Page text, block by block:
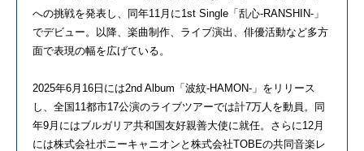
への挑戦を発表し、同年11月に1st Single「乱心-RANSHIN-」
でデビュー。以降、 楽曲制作、ライブ演出、 俳優活動など多方
面で表現の幅を広げている。
2025年6月16日には2nd Album「波紋-HAMON-」をリリース
し、 全国11都市17公演のライブツアーでは計7万人を動員。 同
年9月にはブルガリア共和国友好親善大使に就任。 さらに12月
には株式会社ポニーキャニオンと株式会社TOBEの共同音楽レ